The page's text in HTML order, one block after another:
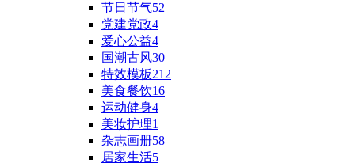
节日节气52
党建党政4
爱心公益4
国潮古风30
特效模板212
美食餐饮16
运动健身4
美妆护理1
杂志画册58
居家生活5